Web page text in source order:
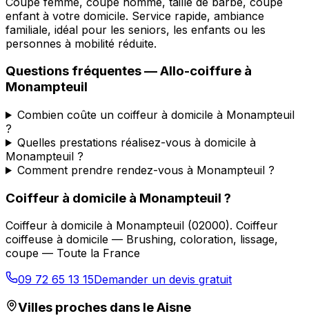
enfant à votre domicile. Service rapide, ambiance
familiale, idéal pour les seniors, les enfants ou les
personnes à mobilité réduite.
Questions fréquentes —Allo-coiffure à
Monampteuil
Combien coûte un coiffeur à domicile à Monampteuil
?
Quelles prestations réalisez-vous à domicile à
Monampteuil ?
Comment prendre rendez-vous à Monampteuil ?
Coiffeur à domicile à Monampteuil ?
Coiffeur à domicile à Monampteuil (02000). Coiffeur
coiffeuse à domicile — Brushing, coloration, lissage,
coupe — Toute la France
09 72 65 13 15Demander un devis gratuit
Villes proches dans leAisne